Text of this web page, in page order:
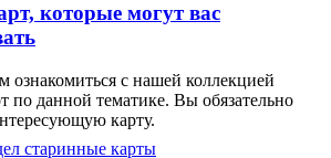
которые могут вас
ознакомиться с нашей коллекцией
по данной тематике. Вы обязательно
карту.
старинные карты